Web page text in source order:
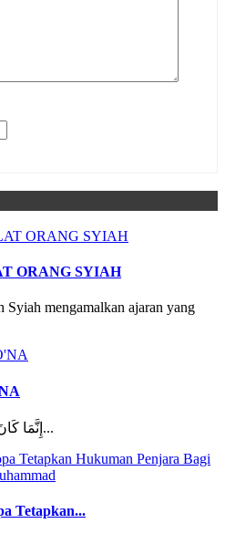
ORANG SYIAH
Syiah mengamalkan ajaran yang
Allah Ta'ala berfirman: إِنَّمَا كَانَ...
Tetapkan...